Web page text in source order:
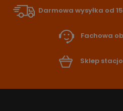
Darmowa wysyłka od
Fachowa
Sklep